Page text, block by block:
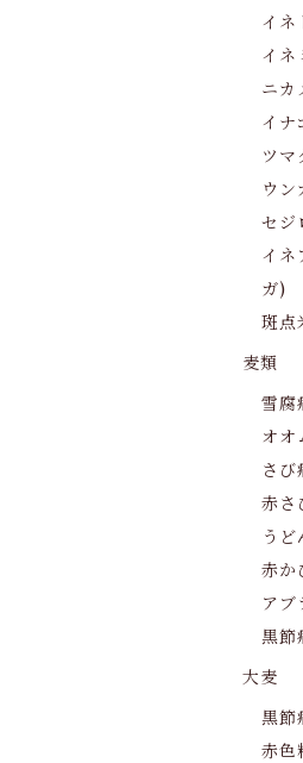
イネ
イネ
ニカ
イナ
ツマ
ウン
セジ
イネ
ガ)
斑点
麦類
雪腐
オオ
さび
赤さ
うど
赤か
アブ
黒節
大麦
黒節
赤色